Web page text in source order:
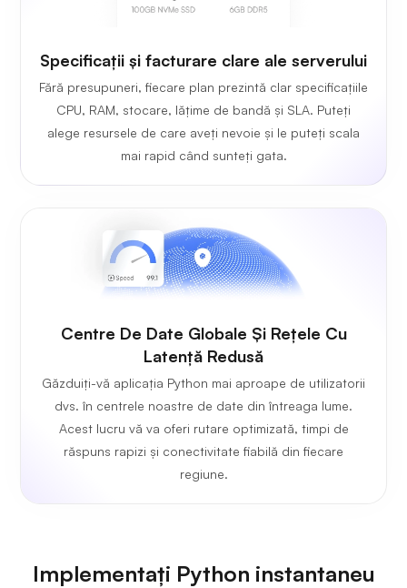
Specificații și facturare clare ale serverului
Fără presupuneri, fiecare plan prezintă clar specificațiile
CPU, RAM, stocare, lățime de bandă și SLA. Puteți
alege resursele de care aveți nevoie și le puteți scala
mai rapid când sunteți gata.
Centre De Date Globale Și Rețele Cu
Latență Redusă
Găzduiți-vă aplicația Python mai aproape de utilizatorii
dvs. în centrele noastre de date din întreaga lume.
Acest lucru vă va oferi rutare optimizată, timpi de
răspuns rapizi și conectivitate fiabilă din fiecare
regiune.
Implementați Python instantaneu